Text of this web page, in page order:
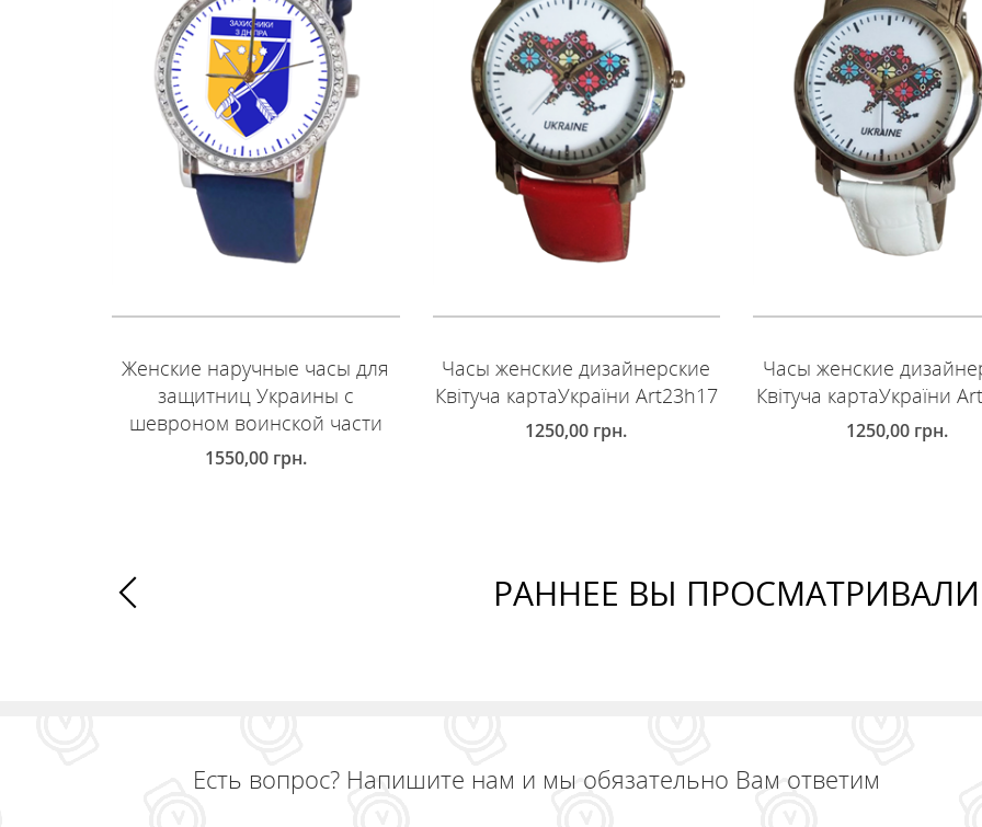
Женские наручные часы для
защитниц Украины с
шевроном воинской части
1550,00 грн.
Часы женские дизайнерские
Квітуча картаУкраїни Art23h17
1250,00 грн.
Часы женские
Квітуча картаУкраїни
1250,00 грн.
РАННЕЕ ВЫ ПРОСМАТРИВАЛИ
Есть вопрос? Напишите нам и мы обязательно Вам ответим